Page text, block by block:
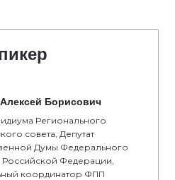
Борисович
Регионального
совета, Депутат
Думы Федерального
Федерации,
координатор ФПП